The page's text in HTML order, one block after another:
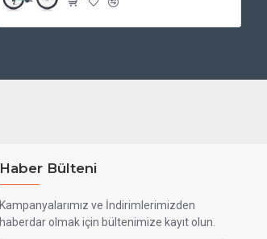
Haber Bülteni
Kampanyalarımız ve İndirimlerimizden
haberdar olmak için bültenimize kayıt olun.